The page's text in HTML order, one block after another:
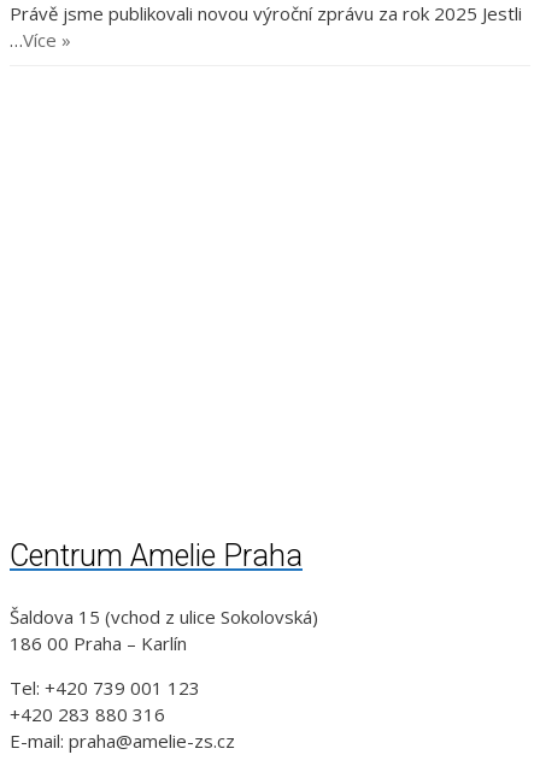
Právě jsme publikovali novou výroční zprávu za rok 2025 Jestli
…Více »
Centrum Amelie Praha
Šaldova 15 (vchod z ulice Sokolovská)
186 00 Praha – Karlín
Tel: +420 739 001 123
+420 283 880 316
E-mail: praha@amelie-zs.cz